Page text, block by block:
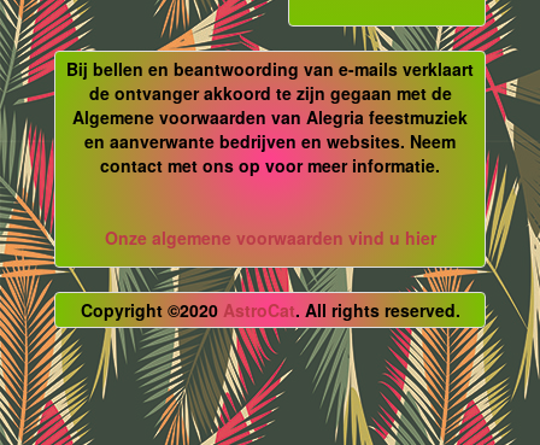
Bij bellen en beantwoording van e-mails verklaart
de ontvanger akkoord te zijn gegaan met de
Algemene voorwaarden van Alegria feestmuziek
en aanverwante bedrijven en websites. Neem
contact met ons op voor meer informatie.
Onze algemene voorwaarden vind u hier
Copyright ©2020 AstroCat. All rights reserved.